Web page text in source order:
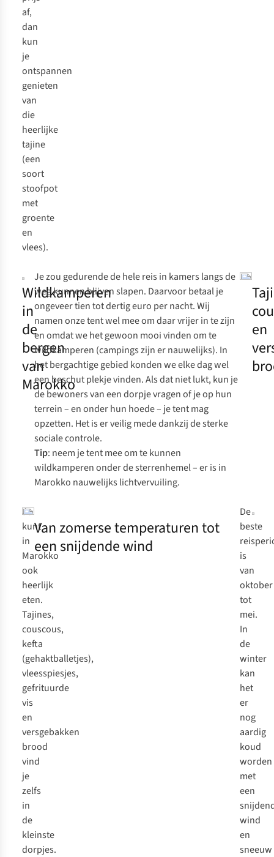
af,
dan
kun
je
ontspannen
genieten
van
die
heerlijke
tajine
(een
soort
stoofpot
met
groente
en
vlees).
Wildkamperen
in
de
bergen
van
Marokko
Je zou gedurende de hele reis in kamers langs de
weg kunnen blijven slapen. Daarvoor betaal je
ongeveer tien tot dertig euro per nacht. Wij
namen onze tent wel mee om daar vrijer in te zijn
en omdat we het gewoon mooi vinden om te
wildkamperen (campings zijn er nauwelijks). In
het bergachtige gebied konden we elke dag wel
een beschut plekje vinden. Als dat niet lukt, kun je
de bewoners van een dorpje vragen of je op hun
terrein – en onder hun hoede – je tent mag
opzetten. Het is er veilig mede dankzij de sterke
sociale controle.
Tip: neem je tent mee om te kunnen
wildkamperen onder de sterrenhemel – er is in
Marokko nauwelijks lichtvervuiling.
en
Je
kunt
in
Marokko
ook
heerlijk
eten.
Tajines,
couscous,
kefta
(gehaktballetjes),
vleesspiesjes,
gefrituurde
vis
en
versgebakken
brood
vind
je
zelfs
in
de
kleinste
dorpjes.
Van zomerse temperaturen tot
een snijdende wind
De
beste
is
van
oktober
tot
mei.
In
de
winter
kan
het
er
nog
aardig
koud
worden
met
een
wind
en
sneeuw